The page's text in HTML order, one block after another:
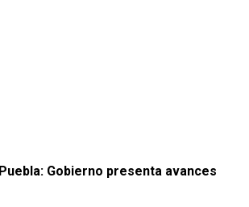
Gobierno presenta avances